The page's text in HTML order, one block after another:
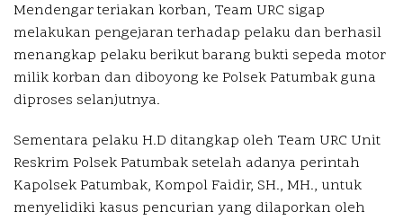
Mendengar teriakan korban, Team URC sigap
melakukan pengejaran terhadap pelaku dan berhasil
menangkap pelaku berikut barang bukti sepeda motor
milik korban dan diboyong ke Polsek Patumbak guna
diproses selanjutnya.
Sementara pelaku H.D ditangkap oleh Team URC Unit
Reskrim Polsek Patumbak setelah adanya perintah
Kapolsek Patumbak, Kompol Faidir, SH., MH., untuk
menyelidiki kasus pencurian yang dilaporkan oleh